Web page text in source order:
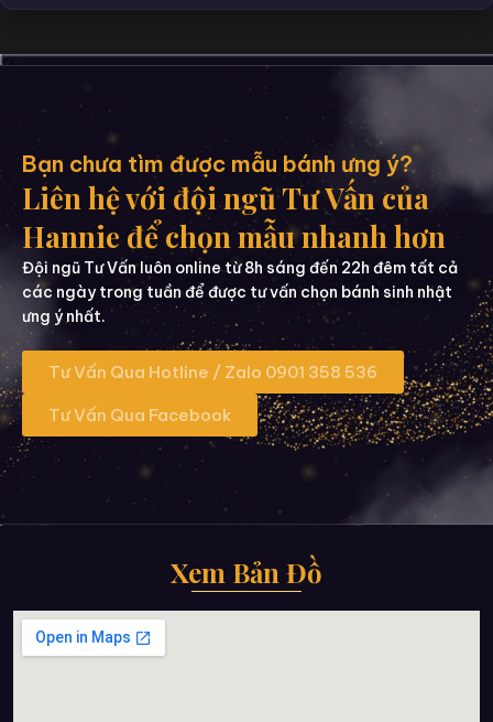
Bạn chưa tìm được mẫu bánh ưng ý?
Liên hệ với đội ngũ Tư Vấn của
Hannie để chọn mẫu nhanh hơn
Đội ngũ Tư Vấn luôn online từ 8h sáng đến 22h đêm tất cả
các ngày trong tuần để được tư vấn chọn bánh sinh nhật
ưng ý nhất.
Tư Vấn Qua Hotline / Zalo 0901 358 536
Tư Vấn Qua Facebook
Xem Bản Đồ